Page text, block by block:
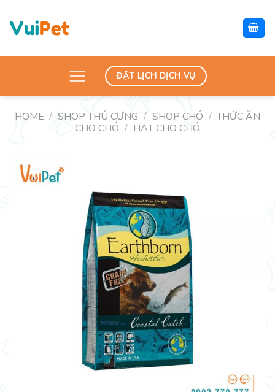
content
ĐẶT LỊCH DỊCH VỤ
HOME / SHOP THÚ CƯNG / SHOP CHÓ / THỨC ĂN
CHO CHÓ / HẠT CHO CHÓ